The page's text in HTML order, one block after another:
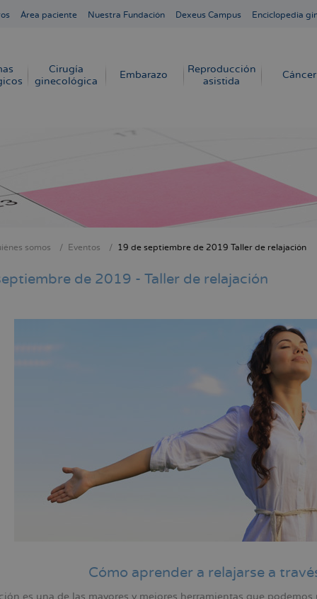
Área paciente Nuestra Fundación Dexeus Campus Enciclopedia
Cirugía
ginecológica
Embarazo
Reproducción
asistida
Cáncer
somos Eventos 19 de septiembre de 2019 Taller de relajación
de 2019 - Taller de relajación
Cómo aprender a relajarse a
es una de las mayores y mejores herramientas que